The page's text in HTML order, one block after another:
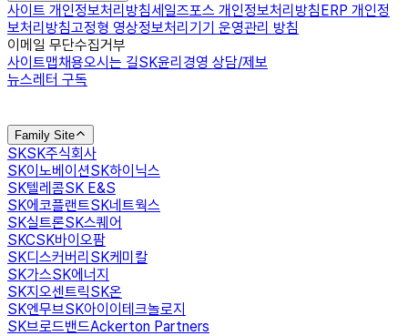
사이트 개인정보처리방침세일즈포스 개인정보처리방침ERP 개인정
보처리방침고정형 영상정보처리기기 운영관리 방침
이메일 무단수집거부
사이트맵채용오시는 길SK윤리경영 상담/제보
뉴스레터 구독
Family Site
SKSK주식회사
SK이노베이션SK하이닉스
SK텔레콤SK E&S
SK에코플랜트SK네트웍스
SK실트론SK스퀘어
SKCSK바이오팜
SK디스커버리 SK케미칼
SK가스SK에너지
SK지오센트릭SK온
SK엔무브SK아이이테크놀로지
SK브로드밴드Ackerton Partners